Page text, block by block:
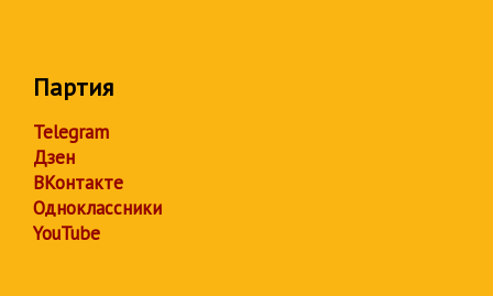
Партия
Telegram
Дзен
ВКонтакте
Одноклассники
YouTube